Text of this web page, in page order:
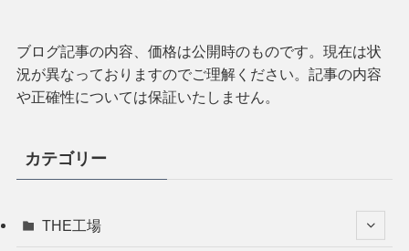
ブログ記事の内容、価格は公開時のものです。現在は状
況が異なっておりますのでご理解ください。記事の内容
や正確性については保証いたしません。
カテゴリー
THE工場